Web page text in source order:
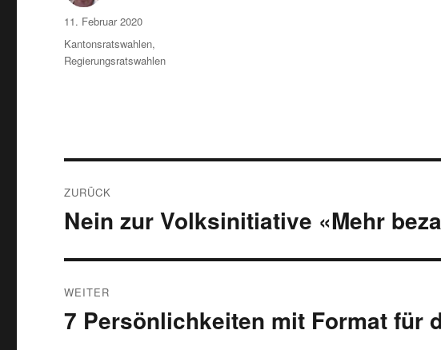
Autor
Veröffentlicht
am
11. Februar 2020
Kategorien
Kantonsratswahlen,
Regierungsratswahlen
ZURÜCK
Vorheriger
Nein zur Volksinitiative «Mehr
WEITER
Nächster
7 Persönlichkeiten mit Format für